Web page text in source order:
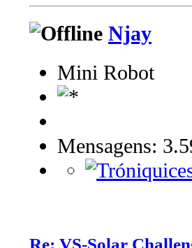
Njay
Mini Robot
Mensagens:
Re: VS-Solar